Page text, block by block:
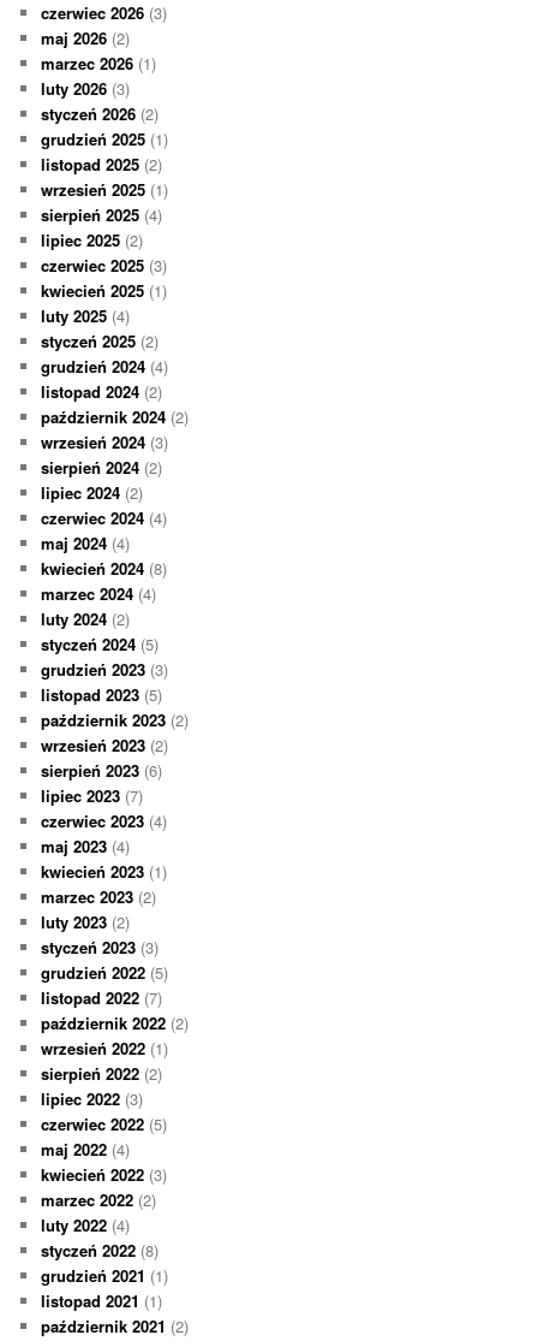
czerwiec 2026 (3)
maj 2026 (2)
marzec 2026 (1)
luty 2026 (3)
styczeń 2026 (2)
grudzień 2025 (1)
listopad 2025 (2)
wrzesień 2025 (1)
sierpień 2025 (4)
lipiec 2025 (2)
czerwiec 2025 (3)
kwiecień 2025 (1)
luty 2025 (4)
styczeń 2025 (2)
grudzień 2024 (4)
listopad 2024 (2)
październik 2024 (2)
wrzesień 2024 (3)
sierpień 2024 (2)
lipiec 2024 (2)
czerwiec 2024 (4)
maj 2024 (4)
kwiecień 2024 (8)
marzec 2024 (4)
luty 2024 (2)
styczeń 2024 (5)
grudzień 2023 (3)
listopad 2023 (5)
październik 2023 (2)
wrzesień 2023 (2)
sierpień 2023 (6)
lipiec 2023 (7)
czerwiec 2023 (4)
maj 2023 (4)
kwiecień 2023 (1)
marzec 2023 (2)
luty 2023 (2)
styczeń 2023 (3)
grudzień 2022 (5)
listopad 2022 (7)
październik 2022 (2)
wrzesień 2022 (1)
sierpień 2022 (2)
lipiec 2022 (3)
czerwiec 2022 (5)
maj 2022 (4)
kwiecień 2022 (3)
marzec 2022 (2)
luty 2022 (4)
styczeń 2022 (8)
grudzień 2021 (1)
listopad 2021 (1)
październik 2021 (2)